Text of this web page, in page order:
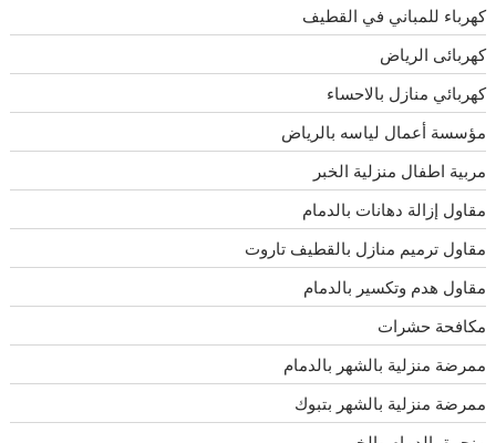
كهرباء للمباني في القطيف
كهربائى الرياض
كهربائي منازل بالاحساء
مؤسسة أعمال لياسه بالرياض
مربية اطفال منزلية الخبر
مقاول إزالة دهانات بالدمام
مقاول ترميم منازل بالقطيف تاروت
مقاول هدم وتكسير بالدمام
مكافحة حشرات
ممرضة منزلية بالشهر بالدمام
ممرضة منزلية بالشهر بتبوك